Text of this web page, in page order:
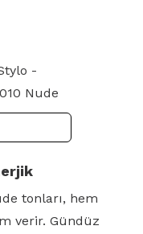
-
Nude
tonları, hem
verir. Gündüz